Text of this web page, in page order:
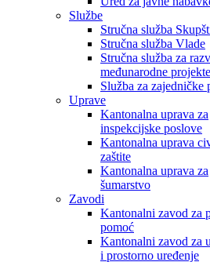
Službe
Stručna služba
Stručna služba Vlade
Stručna služba za
međunarodne projekte
Služba za zajedničke
Uprave
Kantonalna uprava za
inspekcijske poslove
Kantonalna uprava
zaštite
Kantonalna uprava za
šumarstvo
Zavodi
Kantonalni zavod za
pomoć
Kantonalni zavod za
i prostorno uređenje